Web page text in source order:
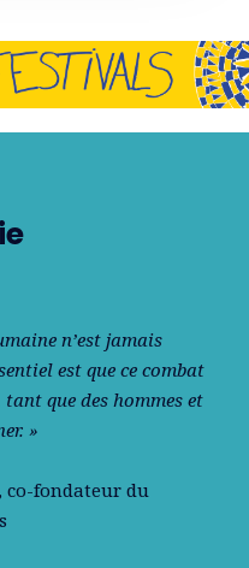
n’est jamais
est que ce combat
que des hommes et
»
co-fondateur du